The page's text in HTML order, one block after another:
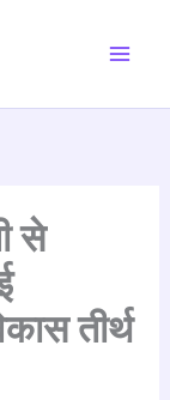
से
तीर्थ